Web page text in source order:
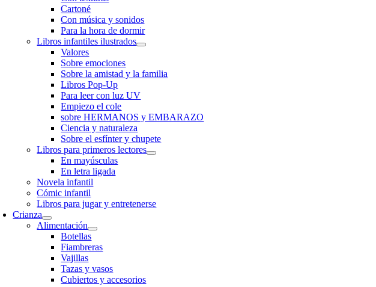
Cartoné
Con música y sonidos
Para la hora de dormir
Libros infantiles ilustrados
Valores
Sobre emociones
Sobre la amistad y la familia
Libros Pop-Up
Para leer con luz UV
Empiezo el cole
sobre HERMANOS y EMBARAZO
Ciencia y naturaleza
Sobre el esfínter y chupete
Libros para primeros lectores
En mayúsculas
En letra ligada
Novela infantil
Cómic infantil
Libros para jugar y entretenerse
Crianza
Alimentación
Botellas
Fiambreras
Vajillas
Tazas y vasos
Cubiertos y accesorios